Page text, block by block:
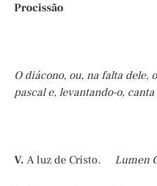
Procissão
O diácono, ou, na falta dele,
pascal e, levantando-o,
V. A luz de Cristo. Lumen